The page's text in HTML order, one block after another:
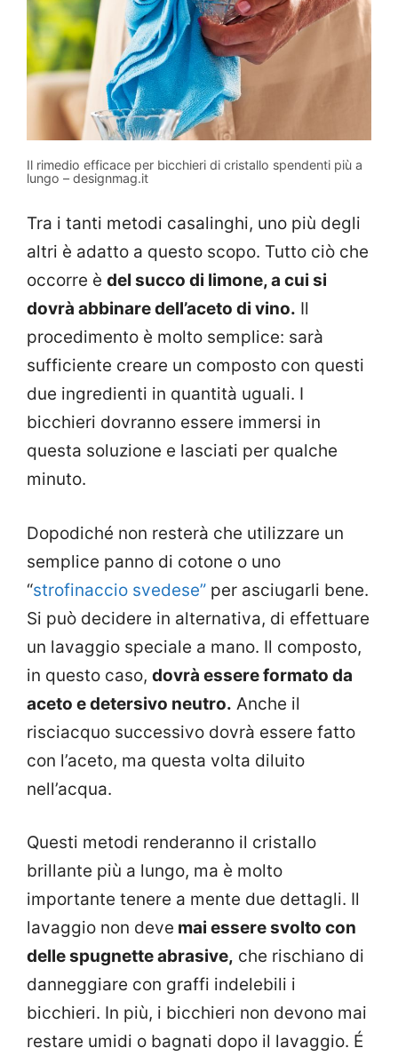
Il rimedio efficace per bicchieri di cristallo spendenti più a
lungo – designmag.it
Tra i tanti metodi casalinghi, uno più degli
altri è adatto a questo scopo. Tutto ciò che
occorre è del succo di limone, a cui si
dovrà abbinare dell’aceto di vino. Il
procedimento è molto semplice: sarà
sufficiente creare un composto con questi
due ingredienti in quantità uguali. I
bicchieri dovranno essere immersi in
questa soluzione e lasciati per qualche
minuto.
Dopodiché non resterà che utilizzare un
semplice panno di cotone o uno
“strofinaccio svedese” per asciugarli bene.
Si può decidere in alternativa, di effettuare
un lavaggio speciale a mano. Il composto,
in questo caso, dovrà essere formato da
aceto e detersivo neutro. Anche il
risciacquo successivo dovrà essere fatto
con l’aceto, ma questa volta diluito
nell’acqua.
Questi metodi renderanno il cristallo
brillante più a lungo, ma è molto
importante tenere a mente due dettagli. Il
lavaggio non deve mai essere svolto con
delle spugnette abrasive, che rischiano di
danneggiare con graffi indelebili i
bicchieri. In più, i bicchieri non devono mai
restare umidi o bagnati dopo il lavaggio. É